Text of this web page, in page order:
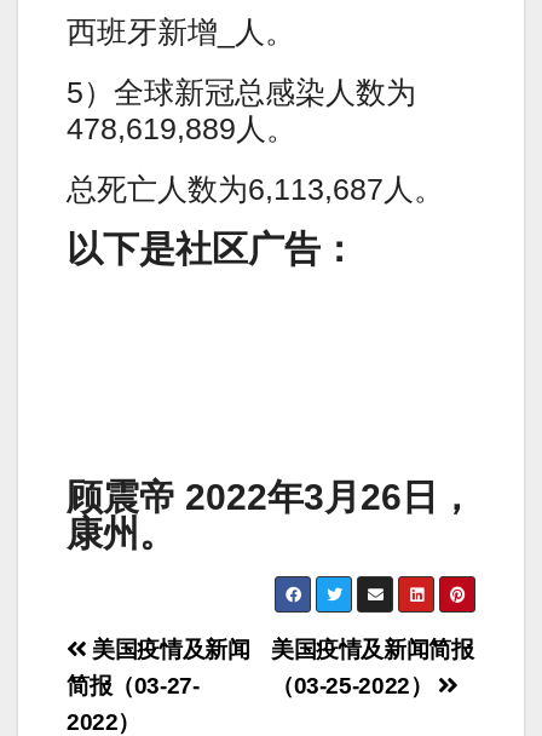
西班牙新增_人。
5）全球新冠总感染人数为
478,619,889人。
总死亡人数为6,113,687人。
以下是社区广告：
顾震帝 2022年3月26日，
康州。
Post
navigation
美国疫情及新闻简报
（03-25-2022）
美国疫情及新闻
简报（03-27-
2022）